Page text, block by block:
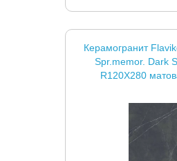
Керамогранит
Spr.memor. Dark
R120X280